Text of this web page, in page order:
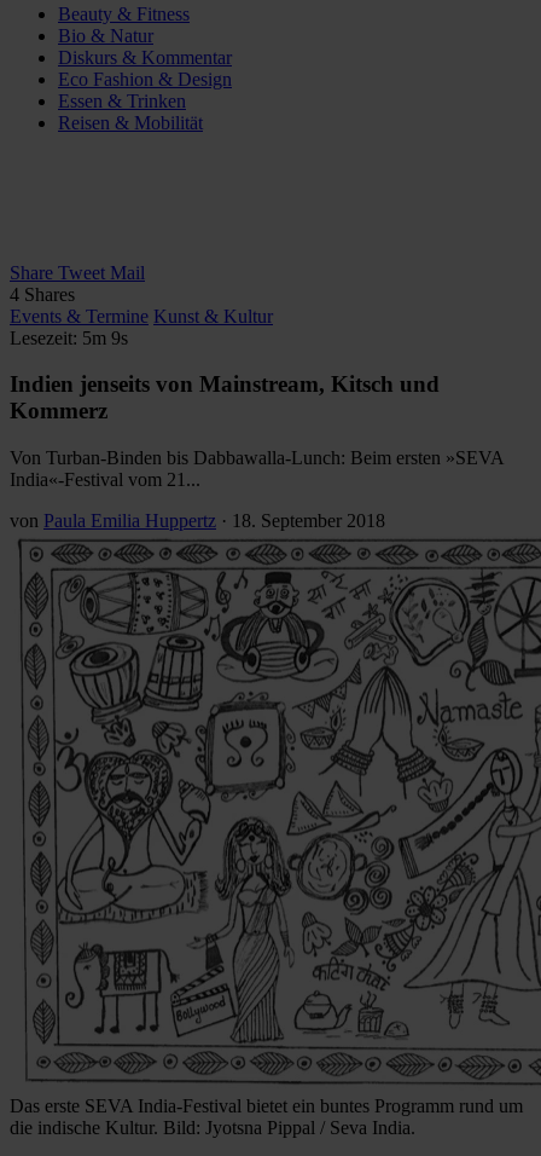
Beauty & Fitness
Bio & Natur
Diskurs & Kommentar
Eco Fashion & Design
Essen & Trinken
Reisen & Mobilität
Share Tweet Mail
4 Shares
Events & Termine Kunst & Kultur
Lesezeit: 5m 9s
Indien jenseits von Mainstream, Kitsch und
Kommerz
Von Turban-Binden bis Dabbawalla-Lunch: Beim ersten »SEVA
India«-Festival vom 21...
von Paula Emilia Huppertz · 18. September 2018
Das erste SEVA India-Festival bietet ein buntes Programm rund um
die indische Kultur. Bild: Jyotsna Pippal / Seva India.